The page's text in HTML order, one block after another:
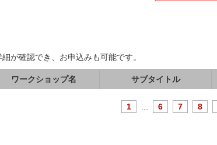
が確認でき、お申込みも可能です。
ワークショップ名 サブタイトル
1 6 7 8